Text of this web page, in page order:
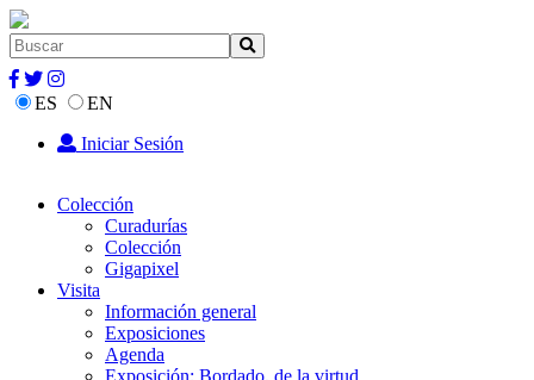
ES
EN
Iniciar Sesión
Colección
Curadurías
Colección
Gigapixel
Visita
Información general
Exposiciones
Agenda
Exposición: Bordado, de la virtud